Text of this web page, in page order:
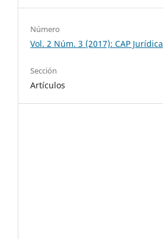
Número
Vol. 2 Núm. 3 (2017): CAP Jurídica
Sección
Artículos